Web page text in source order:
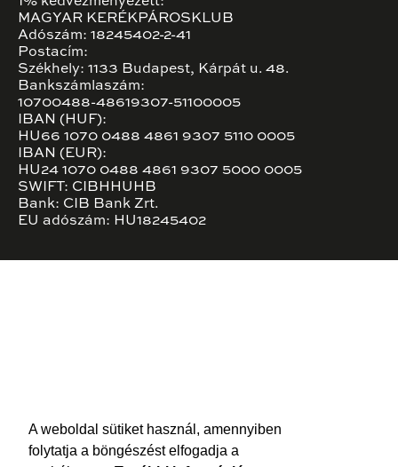
A weboldal sütiket használ, amennyiben
folytatja a böngészést elfogadja a
MAGYAR KERÉKPÁROSKLUB
Adószám: 18245402-2-41
Postacím:
Székhely: 1133 Budapest, Kárpát u. 48.
Bankszámlaszám:
10700488-48619307-51100005
IBAN (HUF):
HU66 1070 0488 4861 9307 5110 0005
IBAN (EUR):
HU24 1070 0488 4861 9307 5000 0005
SWIFT: CIBHHUHB
Bank: CIB Bank Zrt.
EU adószám: HU18245402